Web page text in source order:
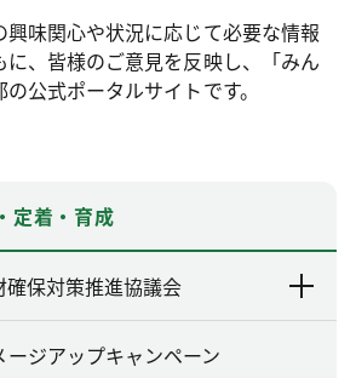
味関心や状況に応じて必要な情報
、皆様のご意見を反映し、「みん
公式ポータルサイトです。
定着・育成
保対策推進協議会
ジアップキャンペーン